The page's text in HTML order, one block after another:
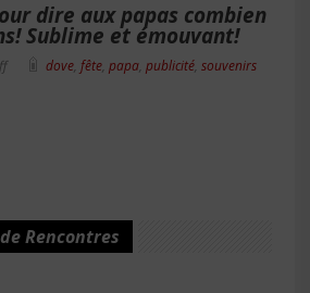
dire aux papas combien
Sublime et émouvant!
dove fête papa publicité souvenirs
Rencontres